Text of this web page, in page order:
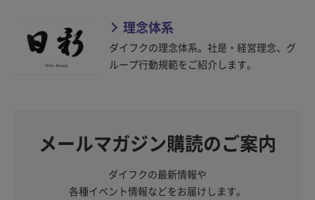
理念体系
ダイフクの理念体系。社是・経営理念、グ
ループ行動規範をご紹介します。
メールマガジン購読のご案内
ダイフクの最新情報や
各種イベント情報などをお届けします。